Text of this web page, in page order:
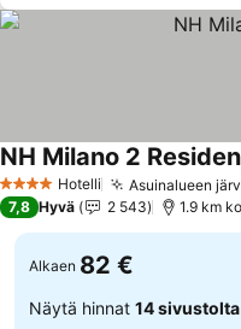
4 Tähtiluokitus
Hotelli Asuinalueen
NH Milano 2
7,8 Hyvä 2 543 1.9 km
Alkaen 82 €
Näytä hinnat 14 sivustolta